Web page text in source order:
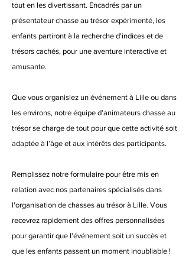
tout en les divertissant. Encadrés par un
présentateur chasse au trésor expérimenté, les
enfants partiront à la recherche d'indices et de
trésors cachés, pour une aventure interactive et
amusante.
Que vous organisiez un événement à Lille ou dans
les environs, notre équipe d’animateurs chasse au
trésor se charge de tout pour que cette activité soit
adaptée à l’âge et aux intérêts des participants.
Remplissez notre formulaire pour être mis en
relation avec nos partenaires spécialisés dans
l'organisation de chasses au trésor à Lille. Vous
recevrez rapidement des offres personnalisées
pour garantir que l'événement soit un succès et
que les enfants passent un moment inoubliable !